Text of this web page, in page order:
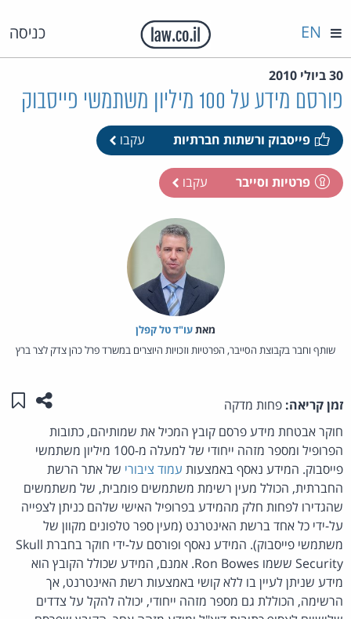
כניסה EN
30 ביולי 2010
פורסם מידע על 100 מיליון משתמשי פייסבוק
פייסבוק ורשתות חברתיות עקבו
פרטיות וסייבר עקבו
מאת‏עו"ד טל קפלן
שותף וחבר בקבוצת הסייבר, הפרטיות וזכויות היוצרים במשרד פרל כהן צדק לצר ברץ
זמן קריאה: פחות מדקה שתפו
חוקר אבטחת מידע פרסם קובץ המכיל את שמותיהם, כתובות
הפרופיל ומספר מזהה ייחודי של למעלה מ-100 מיליון משתמשי
פייסבוק. המידע נאסף באמצעות עמוד ציבורי של אתר הרשת
החברתית, הכולל מעין רשימת משתמשים פומבית, של משתמשים
שהגדירו לפחות חלק מהמידע בפרופיל האישי שלהם כניתן לצפייה
על-ידי כל אחד ברשת האינטרנט (מעין ספר טלפונים מקוון של
משתמשי פייסבוק). המידע נאסף ופורסם על-ידי חוקר בחברת Skull
Security ששמו Ron Bowes. אמנם, המידע שכולל הקובץ הוא
מידע שניתן לעיין בו ללא קושי באמצעות רשת האינטרנט, אך
הרשימה, הכוללת גם מספר מזהה ייחודי, יכולה להקל על צדדים